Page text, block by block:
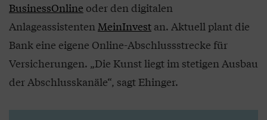
BusinessOnline oder den digitalen
AnlageassistentenMeinInvest an. Aktuell plant die
Bank eine eigene Online-Abschlussstrecke für
Versicherungen. „Die Kunst liegt im stetigen Ausbau
der Abschlusskanäle“, sagt Ehinger.